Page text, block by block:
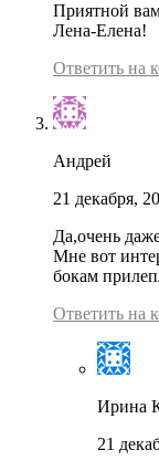
Приятной
Лена-Елена!
Ответить на
Андрей
21 декабря,
Да,очень
Мне вот
бокам
Ответить на
Ирина
21